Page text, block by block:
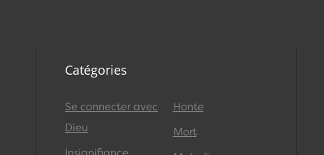
Catégories
Se connecter avec
Dieu
Honte
Mort